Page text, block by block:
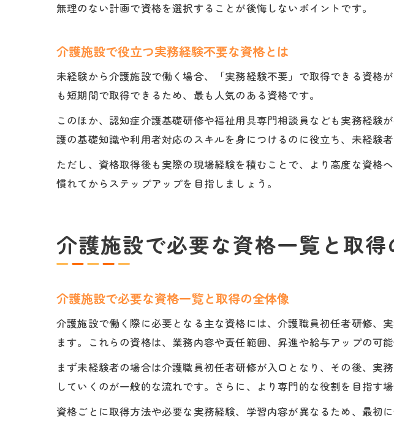
無理のない計画で資格を選択することが後悔しないポイントです。
介護施設で役立つ実務経験不要な資格とは
未経験から介護施設で働く場合、「実務経験不要」で取得できる資格
も短期間で取得できるため、最も人気のある資格です。
このほか、認知症介護基礎研修や福祉用具専門相談員なども実務経
護の基礎知識や利用者対応のスキルを身につけるのに役立ち、未経験
ただし、資格取得後も実際の現場経験を積むことで、より高度な資格
慣れてからステップアップを目指しましょう。
介護施設で必要な資格一覧と取得
介護施設で必要な資格一覧と取得の全体像
介護施設で働く際に必要となる主な資格には、介護職員初任者研修、
ます。これらの資格は、業務内容や責任範囲、昇進や給与アップの可
まず未経験者の場合は介護職員初任者研修が入口となり、その後、
していくのが一般的な流れです。さらに、より専門的な役割を目指す
資格ごとに取得方法や必要な実務経験、学習内容が異なるため、最初